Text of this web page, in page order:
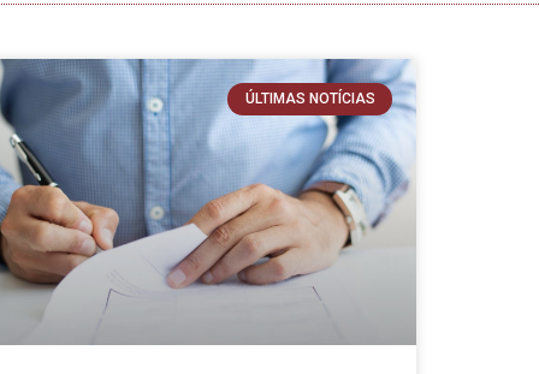
ÚLTIMAS NOTÍCIAS